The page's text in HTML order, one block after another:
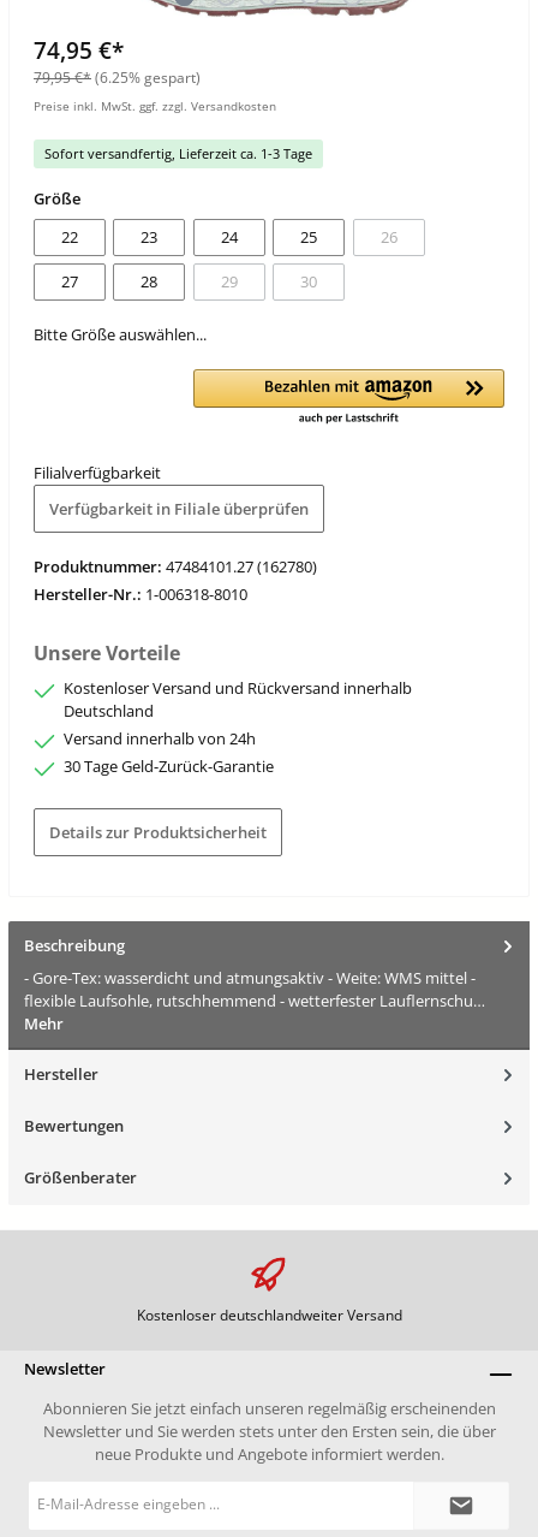
74,95 €*
79,95 €*(6.25% gespart)
Preise inkl. MwSt. ggf. zzgl. Versandkosten
Sofort versandfertig, Lieferzeit ca. 1-3 Tage
Größe
22
23 24 25 26
27 28 29 30
Bitte Größe auswählen...
Filialverfügbarkeit
Verfügbarkeit in Filiale überprüfen
Produktnummer: 47484101.27 (162780)
Hersteller-Nr.: 1-006318-8010
Unsere Vorteile
Kostenloser Versand und Rückversand innerhalb
Deutschland
Versand innerhalb von 24h
30 Tage Geld-Zurück-Garantie
Details zur Produktsicherheit
Beschreibung
- Gore-Tex: wasserdicht und atmungsaktiv - Weite: WMS mittel -
flexible Laufsohle, rutschhemmend - wetterfester Lauflernschu…
Mehr
Hersteller
Bewertungen
Größenberater
Kostenloser deutschlandweiter Versand
Newsletter
Abonnieren Sie jetzt einfach unseren regelmäßig erscheinenden
Newsletter und Sie werden stets unter den Ersten sein, die über
neue Produkte und Angebote informiert werden.